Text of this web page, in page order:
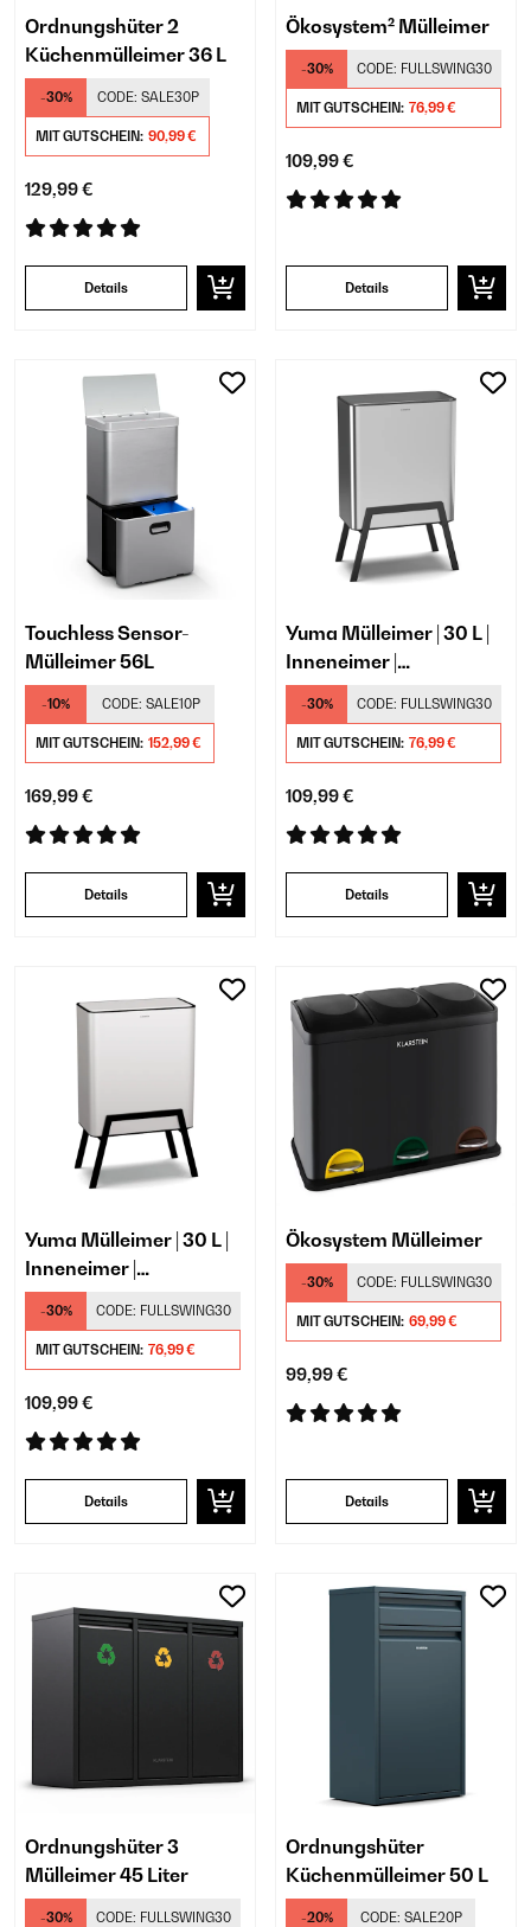
Ordnungshüter 2
Küchenmülleimer 36 L
-30% CODE: SALE30P
MIT GUTSCHEIN: 90,99 €
129,99 €
Details
Ökosystem² Mülleimer
-30% CODE: FULLSWING30
MIT GUTSCHEIN: 76,99 €
109,99 €
Details
Touchless Sensor-
Mülleimer 56L
-10% CODE: SALE10P
MIT GUTSCHEIN: 152,99 €
169,99 €
Details
Yuma Mülleimer | 30 L |
Inneneimer |
Geruchsfilter |
Standfüße
-30% CODE: FULLSWING30
MIT GUTSCHEIN: 76,99 €
109,99 €
Details
Yuma Mülleimer | 30 L |
Inneneimer |
Geruchsfilter |
Standfüße
-30% CODE: FULLSWING30
MIT GUTSCHEIN: 76,99 €
109,99 €
Details
Ökosystem Mülleimer
-30% CODE: FULLSWING30
MIT GUTSCHEIN: 69,99 €
99,99 €
Details
Ordnungshüter 3
Mülleimer 45 Liter
-30% CODE: FULLSWING30
Ordnungshüter
Küchenmülleimer 50 L
-20% CODE: SALE20P